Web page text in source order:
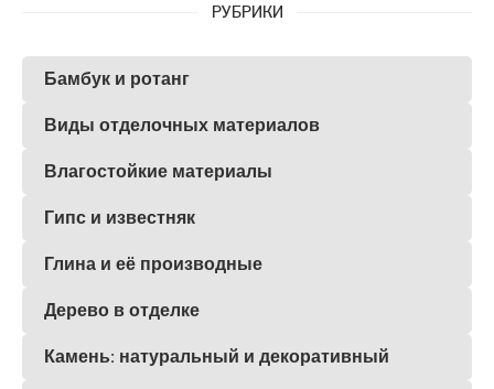
РУБРИКИ
Бамбук и ротанг
Виды отделочных материалов
Влагостойкие материалы
Гипс и известняк
Глина и её производные
Дерево в отделке
Камень: натуральный и декоративный